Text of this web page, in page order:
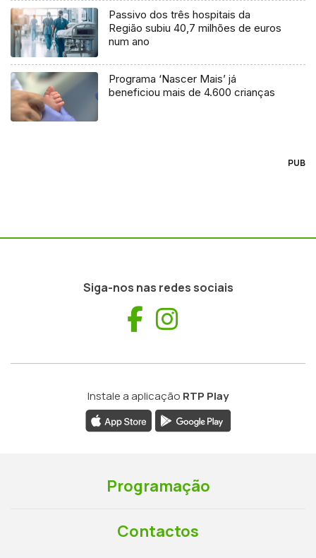
Passivo dos três hospitais da
Região subiu 40,7 milhões de euros
num ano
Programa ‘Nascer Mais’ já
beneficiou mais de 4.600 crianças
PUB
Siga-nos nas redes sociais
Facebook
Instale a aplicação RTP Play
Programação
Contactos